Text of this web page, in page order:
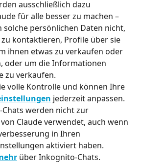
ausschließlich dazu
für alle besser zu machen –
solche persönlichen Daten nicht,
kontaktieren, Profile über sie
ihnen etwas zu verkaufen oder
oder um die Informationen
zu verkaufen.
volle Kontrolle und können Ihre
jederzeit anpassen.
werden nicht zur
Claude verwendet, auch wenn
in Ihren
aktiviert haben.
über Inkognito-Chats.